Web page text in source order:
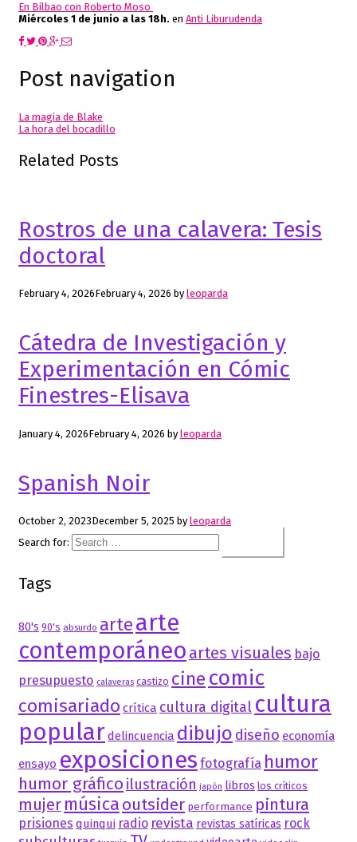
En Bilbao con Roberto Moso
Miércoles 1 de junio a las 18h. en Anti Liburudenda
Post navigation
La magia de Blake
La hora del bocadillo
Related Posts
Rostros de una calavera: Tesis
doctoral
February 4, 2026February 4, 2026 byleoparda
Cátedra de Investigación y
Experimentación en Cómic
Finestres-Elisava
January 4, 2026February 4, 2026 byleoparda
Spanish Noir
October 2, 2023December 5, 2025 byleoparda
Search for:
Tags
80's 90's absurdo artearte
contemporáneo artes visuales bajo
presupuesto calaveras castizo cine comic
comisariado crítica cultura digital cultura
populardelincuencia dibujo diseño economía
ensayo exposiciones fotografía humor
humor gráfico ilustración japón libros los críticos
mujer música outsider performance pintura
prisiones quinqui radio revista revistas satíricas rock